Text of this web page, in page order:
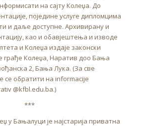
на сајту Колеџа. До
поједине услуге дипломцима
и даље доступне. Архивирану и
као и обавјештења и изводе
и Колеџа издаје законски
грађе Колеџа, Наратив доо Бања
2, Бања Лука. (За све
се обратити на informacije
@kfbl.edu.ba.)
***
у Бањалуци је најстарија приватна